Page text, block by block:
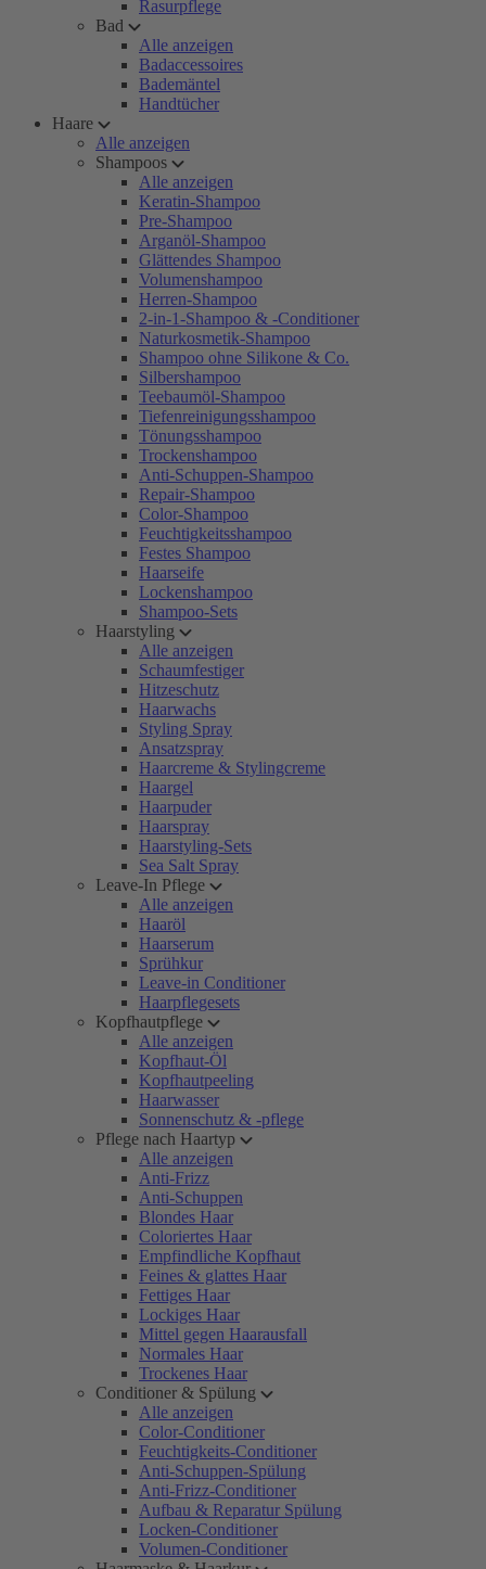
Rasurpflege
Bad
Alle anzeigen
Badaccessoires
Bademäntel
Handtücher
Haare
Alle anzeigen
Shampoos
Alle anzeigen
Keratin-Shampoo
Pre-Shampoo
Arganöl-Shampoo
Glättendes Shampoo
Volumenshampoo
Herren-Shampoo
2-in-1-Shampoo & -Conditioner
Naturkosmetik-Shampoo
Shampoo ohne Silikone & Co.
Silbershampoo
Teebaumöl-Shampoo
Tiefenreinigungsshampoo
Tönungsshampoo
Trockenshampoo
Anti-Schuppen-Shampoo
Repair-Shampoo
Color-Shampoo
Feuchtigkeitsshampoo
Festes Shampoo
Haarseife
Lockenshampoo
Shampoo-Sets
Haarstyling
Alle anzeigen
Schaumfestiger
Hitzeschutz
Haarwachs
Styling Spray
Ansatzspray
Haarcreme & Stylingcreme
Haargel
Haarpuder
Haarspray
Haarstyling-Sets
Sea Salt Spray
Leave-In Pflege
Alle anzeigen
Haaröl
Haarserum
Sprühkur
Leave-in Conditioner
Haarpflegesets
Kopfhautpflege
Alle anzeigen
Kopfhaut-Öl
Kopfhautpeeling
Haarwasser
Sonnenschutz & -pflege
Pflege nach Haartyp
Alle anzeigen
Anti-Frizz
Anti-Schuppen
Blondes Haar
Coloriertes Haar
Empfindliche Kopfhaut
Feines & glattes Haar
Fettiges Haar
Lockiges Haar
Mittel gegen Haarausfall
Normales Haar
Trockenes Haar
Conditioner & Spülung
Alle anzeigen
Color-Conditioner
Feuchtigkeits-Conditioner
Anti-Schuppen-Spülung
Anti-Frizz-Conditioner
Aufbau & Reparatur Spülung
Locken-Conditioner
Volumen-Conditioner